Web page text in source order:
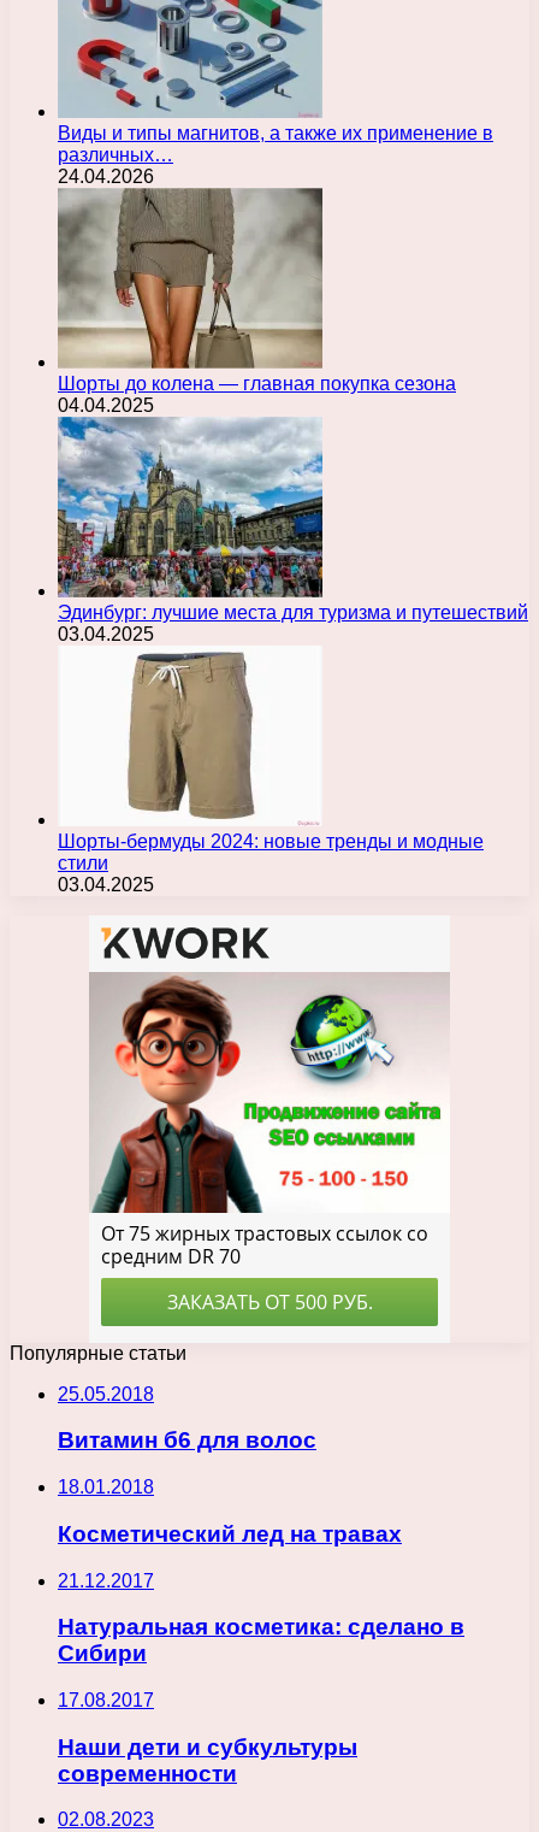
Виды и типы магнитов, а также их применение в
различных…
24.04.2026
Шорты до колена — главная покупка сезона
04.04.2025
Эдинбург: лучшие места для туризма и путешествий
03.04.2025
Шорты-бермуды 2024: новые тренды и модные
стили
03.04.2025
Популярные статьи
25.05.2018
Витамин б6 для волос
18.01.2018
Косметический лед на травах
21.12.2017
Натуральная косметика: сделано в
Сибири
17.08.2017
Наши дети и субкультуры
современности
02.08.2023